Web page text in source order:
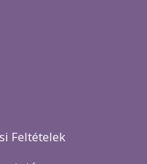
Feltételek